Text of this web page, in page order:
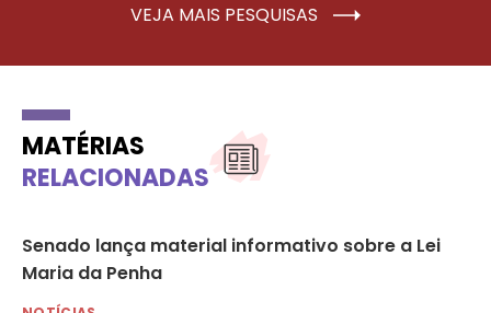
VEJA MAIS PESQUISAS
MATÉRIAS
RELACIONADAS
Senado lança material informativo sobre a Lei
Maria da Penha